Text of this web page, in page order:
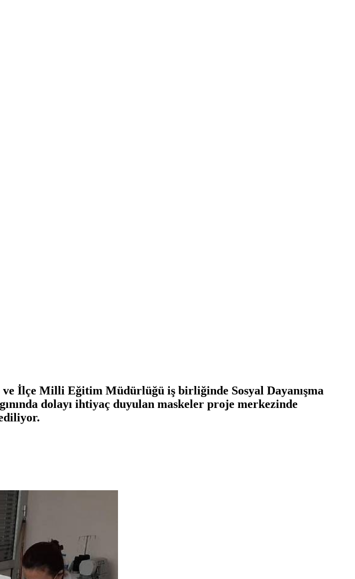
ve İlçe Milli Eğitim Müdürlüğü iş birliğinde Sosyal Dayanışma
dolayı ihtiyaç duyulan maskeler proje merkezinde